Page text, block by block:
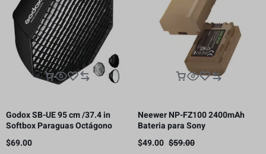
Godox SB-UE 95 cm /37.4 in
Softbox Paraguas Octágono
Bowens Mount, con rejilla de
panal
$69.00
Neewer NP-FZ100 2400mAh
Bateria para Sony
$59.00
$49.00